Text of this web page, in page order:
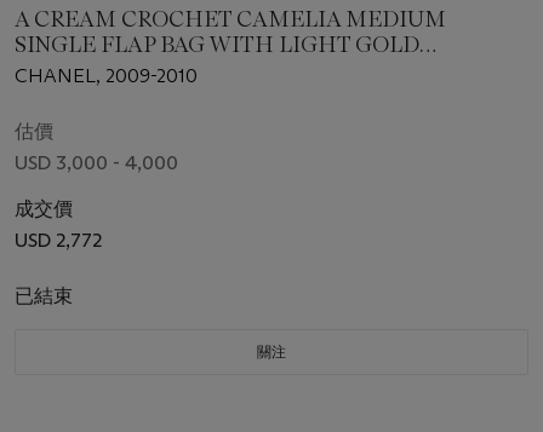
A CREAM CROCHET CAMELIA MEDIUM
SINGLE FLAP BAG WITH LIGHT GOLD
HARDWARE
CHANEL, 2009-2010
估價
USD 3,000 - 4,000
成交價
USD 2,772
已結束
關注